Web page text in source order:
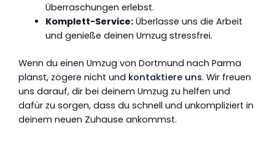
Überraschungen erlebst.
Komplett-Service:Überlasse uns die Arbeit
und genieße deinen Umzug stressfrei.
Wenn du einen Umzug von Dortmund nach Parma
planst, zögere nicht und kontaktiere uns. Wir freuen
uns darauf, dir bei deinem Umzug zu helfen und
dafür zu sorgen, dass du schnell und unkompliziert in
deinem neuen Zuhause ankommst.